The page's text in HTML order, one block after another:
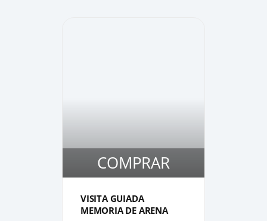
COMPRAR
VISITA GUIADA
MEMORIA DE ARENA